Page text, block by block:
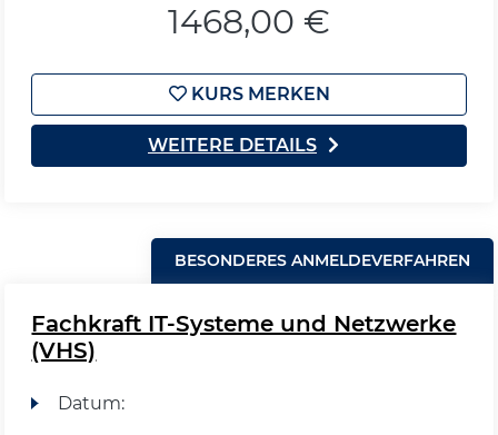
1468,00 €
KURS MERKEN
WEITERE DETAILS
BESONDERES ANMELDEVERFAHREN
Fachkraft IT-Systeme und Netzwerke
(VHS)
Datum: